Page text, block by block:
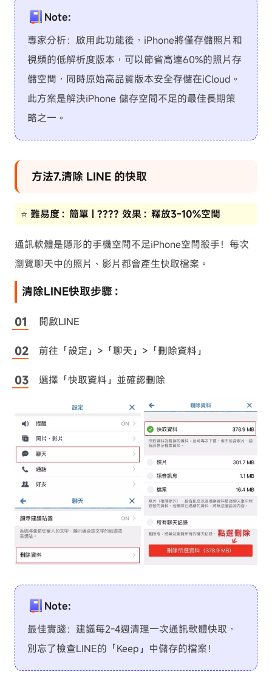
Note:
專家分析：啟用此功能後，iPhone將僅存儲照片和
視頻的低解析度版本，可以節省高達60%的照片存
儲空間，同時原始高品質版本安全存儲在iCloud。
此方案是解決iPhone 儲存空間不足的最佳長期策
略之一。
方法7.清除 LINE 的快取
⭐ 難易度：簡單 | ???? 效果：釋放3-10%空間
通訊軟體是隱形的手機空間不足iPhone空間殺手！每次
瀏覽聊天中的照片、影片都會產生快取檔案。
清除LINE快取步驟：
開啟LINE
前往「設定」>「聊天」>「刪除資料」
選擇「快取資料」並確認刪除
Note:
最佳實踐：建議每2-4週清理一次通訊軟體快取，
別忘了檢查LINE的「Keep」中儲存的檔案！